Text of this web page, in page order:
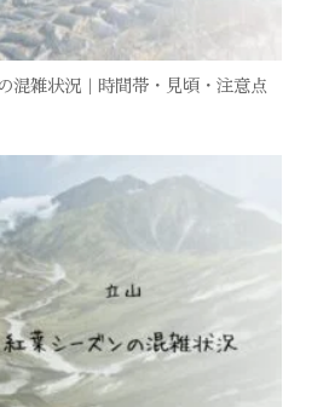
混雑状況｜時間帯・見頃・注意点